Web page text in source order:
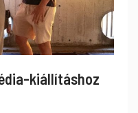
kiállításhoz